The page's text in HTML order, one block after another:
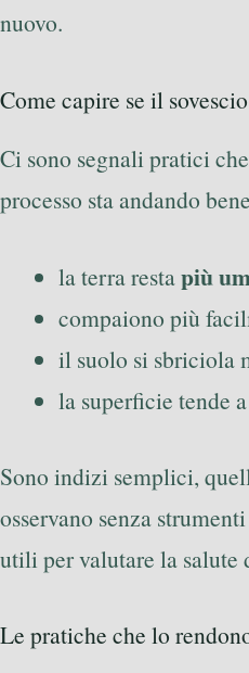
nuovo.
Come capire se il
Ci sono segnali pratici
processo sta andando
la terra restapiù
compaiono più
il suolo si sbriciola
la superficie tende
Sono indizi semplici,
osservano senza
utili per valutare la salute
Le pratiche che lo